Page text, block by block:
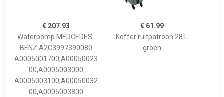
€ 207.93
Waterpomp MERCEDES-
BENZ A2C3997390080
A0005001700,A00050023
00,A0005003000
A0005003100,A00050032
00,A0005003800
€ 61.99
Koffer ruitpatroon 28 L
groen